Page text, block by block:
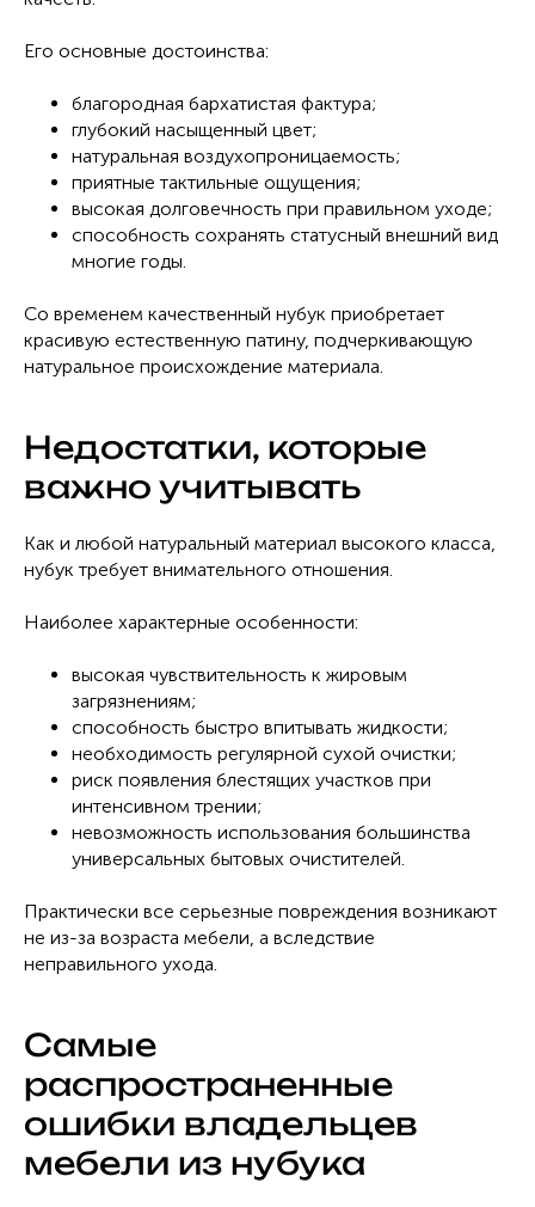
Его основные достоинства:
благородная бархатистая фактура;
глубокий насыщенный цвет;
натуральная воздухопроницаемость;
приятные тактильные ощущения;
высокая долговечность при правильном уходе;
способность сохранять статусный внешний вид
многие годы.
Со временем качественный нубук приобретает
красивую естественную патину, подчеркивающую
натуральное происхождение материала.
Недостатки, которые
важно учитывать
Как и любой натуральный материал высокого класса,
нубук требует внимательного отношения.
Наиболее характерные особенности:
высокая чувствительность к жировым
загрязнениям;
способность быстро впитывать жидкости;
необходимость регулярной сухой очистки;
риск появления блестящих участков при
интенсивном трении;
невозможность использования большинства
универсальных бытовых очистителей.
Практически все серьезные повреждения возникают
не из-за возраста мебели, а вследствие
неправильного ухода.
Самые
распространенные
ошибки владельцев
мебели из нубука